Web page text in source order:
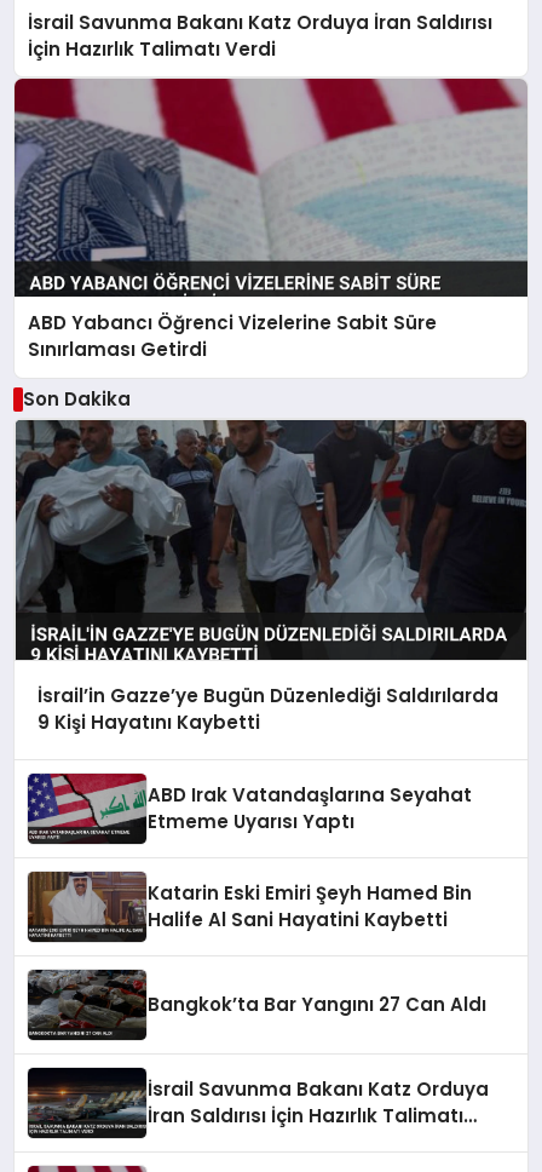
İsrail Savunma Bakanı Katz Orduya İran Saldırısı
İçin Hazırlık Talimatı Verdi
ABD Yabancı Öğrenci Vizelerine Sabit Süre
Sınırlaması Getirdi
Son Dakika
İsrail’in Gazze’ye Bugün Düzenlediği Saldırılarda
9 Kişi Hayatını Kaybetti
ABD Irak Vatandaşlarına Seyahat
Etmeme Uyarısı Yaptı
Katarin Eski Emiri Şeyh Hamed Bin
Halife Al Sani Hayatini Kaybetti
Bangkok’ta Bar Yangını 27 Can Aldı
İsrail Savunma Bakanı Katz Orduya
İran Saldırısı İçin Hazırlık Talimatı